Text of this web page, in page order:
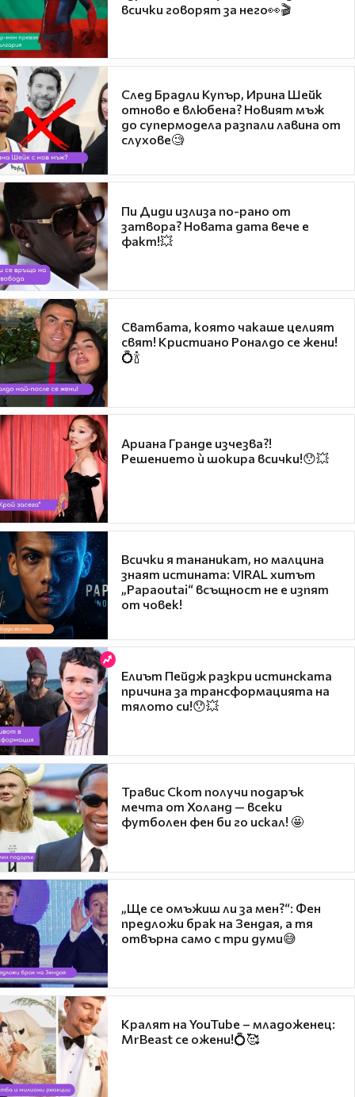
всички говорят за него👀🎬
След Брадли Купър, Ирина Шейк
отново е влюбена? Новият мъж
до супермодела разпали лавина от
слухове🧐
Пи Диди излиза по-рано от
затвора? Новата дата вече е
факт!💥
Сватбата, която чакаше целият
свят! Кристиано Роналдо се жени!
💍🍾
Ариана Гранде изчезва?!
Решението ѝ шокира всички!😯💥
Всички я тананикат, но малцина
знаят истината: VIRAL хитът
„Papaoutai“ всъщност не е изпят
от човек!
Елиът Пейдж разкри истинската
причина за трансформацията на
тялото си!😯💥
Травис Скот получи подарък
мечта от Холанд — всеки
футболен фен би го искал! 🤩
„Ще се омъжиш ли за мен?“: Фен
предложи брак на Зендая, а тя
отвърна само с три думи😅
Кралят на YouTube – младоженец:
MrBeast се ожени!💍🥰